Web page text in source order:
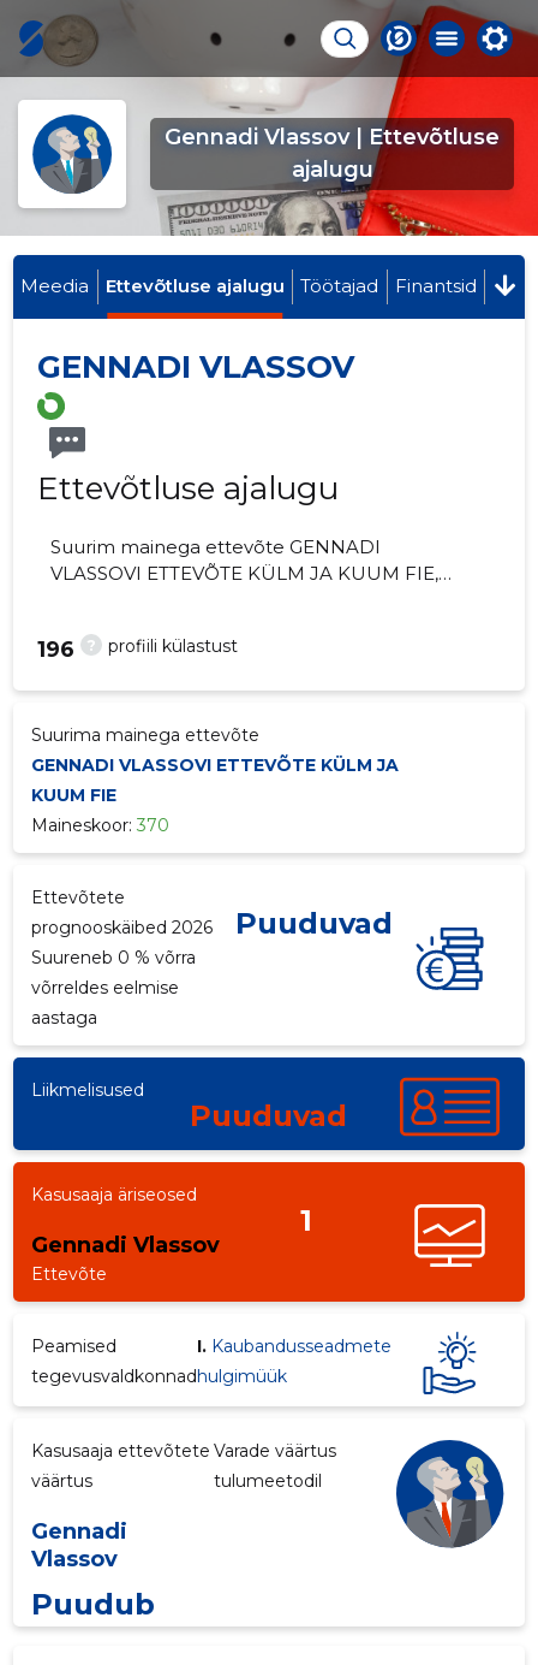
Gennadi Vlassov | Ettevõtluse
ajalugu
Meedia Ettevõtluse ajalugu Töötajad Finantsid
GENNADI VLASSOV
Ettevõtluse ajalugu
Suurim mainega ettevõte GENNADI
VLASSOVI ETTEVÕTE KÜLM JA KUUM FIE,
? profiili külastust
196
Suurima mainega ettevõte
GENNADI VLASSOVI ETTEVÕTE KÜLM JA
KUUM FIE
Maineskoor:370
Ettevõtete
prognooskäibed 2026
Puuduvad
Suureneb 0 % võrra
võrreldes eelmise
aastaga
Liikmelisused
Puuduvad
Kasusaaja äriseosed
Gennadi Vlassov
1
Ettevõte
Peamised
tegevusvaldkonnad
I. Kaubandusseadmete
hulgimüük
Kasusaaja ettevõtete
väärtus
Gennadi
Vlassov
Varade väärtus
tulumeetodil
Puudub